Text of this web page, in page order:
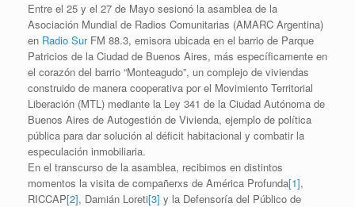
Entre el 25 y el 27 de Mayo sesionó la asamblea de la
Asociación Mundial de Radios Comunitarias (AMARC Argentina)
en Radio SurFM 88.3, emisora ubicada en el barrio de Parque
Patricios de la Ciudad de Buenos Aires, más específicamente en
el corazón del barrio “Monteagudo”, un complejo de viviendas
construido de manera cooperativa por el Movimiento Territorial
Liberación (MTL) mediante la Ley 341 de la Ciudad Autónoma de
Buenos Aires de Autogestión de Vivienda, ejemplo de política
pública para dar solución al déficit habitacional y combatir la
especulación inmobiliaria.
En el transcurso de la asamblea, recibimos en distintos
momentos la visita de compañerxs de América Profunda[1],
RICCAP[2], Damián Loreti[3] y la Defensoría del Público de